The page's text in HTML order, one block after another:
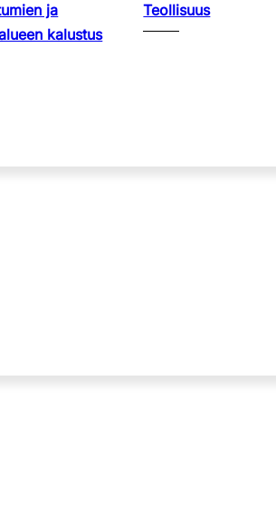
ja
kalustus
Teollisuus